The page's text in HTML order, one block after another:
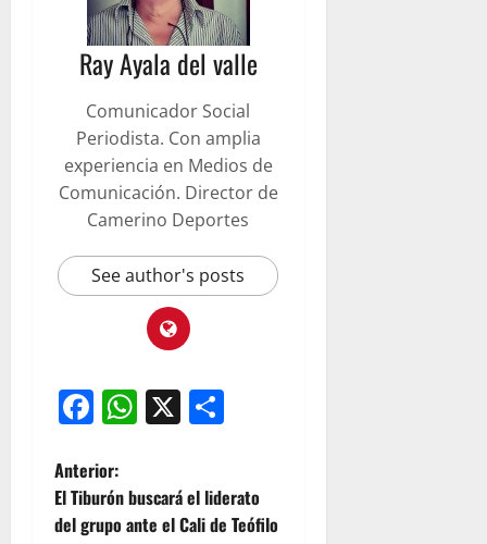
Ray Ayala del valle
Comunicador Social
Periodista. Con amplia
experiencia en Medios de
Comunicación. Director de
Camerino Deportes
See author's posts
Facebook
WhatsApp
X
Anterior:
El Tiburón buscará el liderato
del grupo ante el Cali de Teófilo